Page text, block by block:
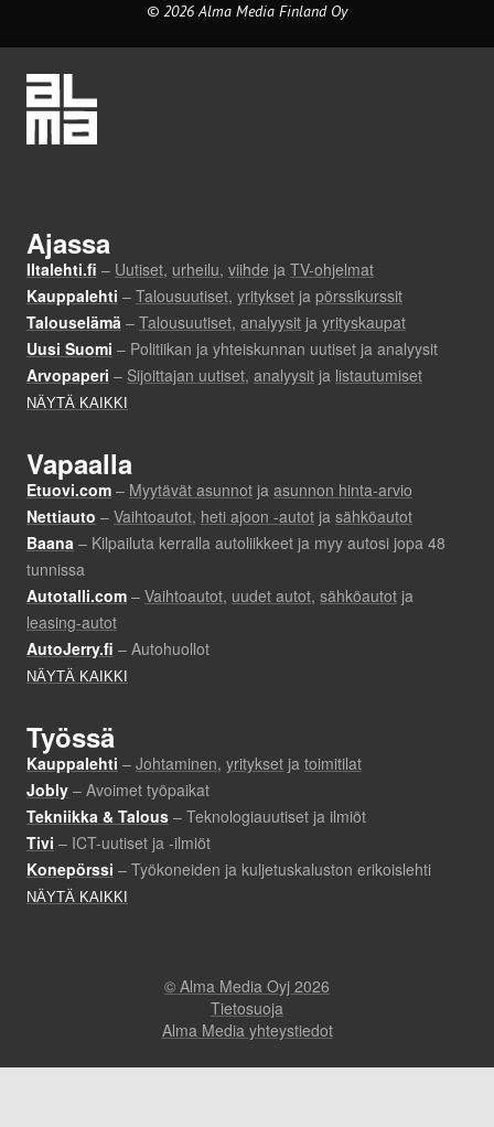
© 2026 Alma Media Finland Oy